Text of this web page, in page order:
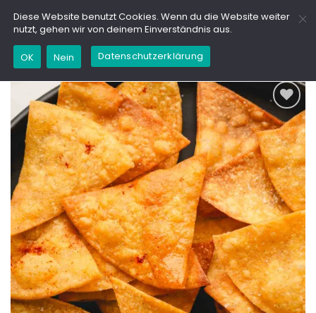
Inhalt
springen
Add to
wishlist
Diese Website benutzt Cookies. Wenn du die Website weiter
nutzt, gehen wir von deinem Einverständnis aus.
OK Nein Datenschutzerklärung